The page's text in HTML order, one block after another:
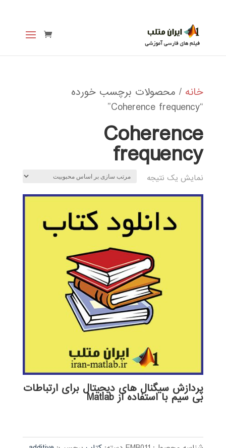
خانه / محصولات برچسب خورده
“Coherence frequency”
Coherence
frequency
نمایش یک نتیجه
پردازش سیگنال های دیجیتال برای ارتباطات
بی سیم با استفاده از Matlab